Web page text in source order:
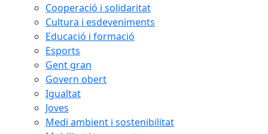
Cooperació i solidaritat
Cultura i esdeveniments
Educació i formació
Esports
Gent gran
Govern obert
Igualtat
Joves
Medi ambient i sostenibilitat